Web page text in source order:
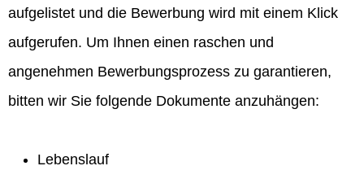
aufgelistet und die Bewerbung wird mit einem Klick
aufgerufen. Um Ihnen einen raschen und
angenehmen Bewerbungsprozess zu garantieren,
bitten wir Sie folgende Dokumente anzuhängen:
Lebenslauf